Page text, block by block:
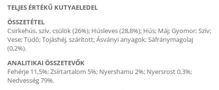
TELJES ÉRTÉKŰ KUTYAELEDEL
ÖSSZETÉTEL
Csirkehús, szív, csülök (26%); Húsleves (28,8%); Hús; Máj; Gyomor; Szív;
Vese; Tüdő; Tojáshéj, szárított; Ásványi anyagok; Sáfránymagolaj
(0,2%).
ANALITIKAI ÖSSZETEVŐK
Fehérje 11,5%; Zsírtartalom 5%; Nyershamu 2%; Nyersrost 0,3%;
Nedvesség 79%.